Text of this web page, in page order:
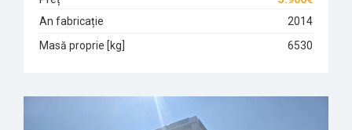
An fabricație
2014
Masă proprie [kg]
6530